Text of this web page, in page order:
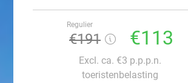
Regulier
€191 €113
Excl. ca. €3 p.p.p.n.
toeristenbelasting